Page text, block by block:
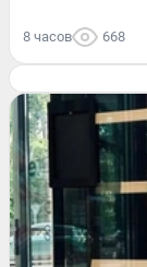
8 часов 668